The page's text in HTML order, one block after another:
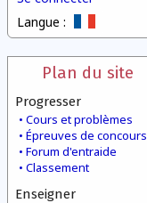
Langue :
Plan du site
Progresser
Cours et problèmes
Épreuves de concours
Forum d'entraide
Classement
Enseigner